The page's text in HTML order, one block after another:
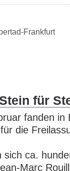
Frankfurt
für
fanden in
die
sich ca.
Marc